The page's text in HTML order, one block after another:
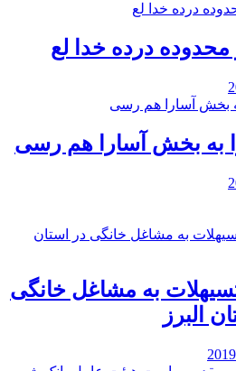
درده خدا لع
به بخش آسارا هم رسی
به مشاغل خانگی
البرز